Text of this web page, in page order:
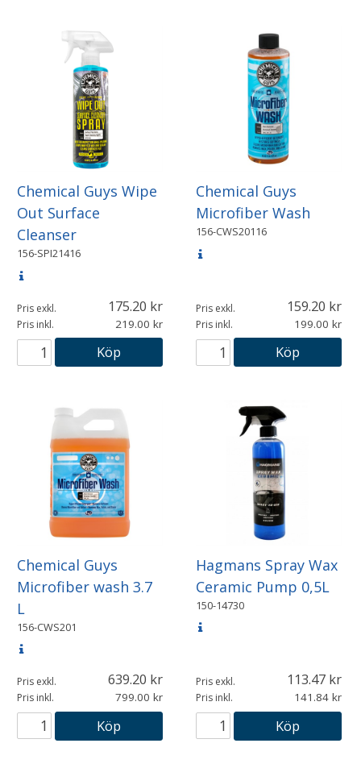
Chemical Guys Wipe
Out Surface
Cleanser
156-SPI21416
Pris exkl. 175.20
Pris inkl. 219.00
Köp
Chemical Guys
Microfiber Wash
156-CWS20116
Pris exkl. 159.20
Pris inkl. 199.00
Köp
Chemical Guys
Microfiber wash 3.7
L
156-CWS201
Pris exkl. 639.20
Pris inkl. 799.00
Köp
Hagmans Spray Wax
Ceramic Pump 0,5L
150-14730
Pris exkl. 113.47
Pris inkl. 141.84
Köp